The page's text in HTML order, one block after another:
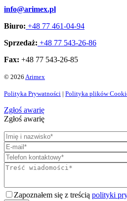
info@arimex.pl
Biuro: +48 77 461-04-94
Sprzedaż: +48 77 543-26-86
Fax: +48 77 543-26-85
© 2026 Arimex
Polityka Prywatności | Polityka plików
Zgłoś awarię
Zgłoś awarię
Zapoznałem się z treścią polityki